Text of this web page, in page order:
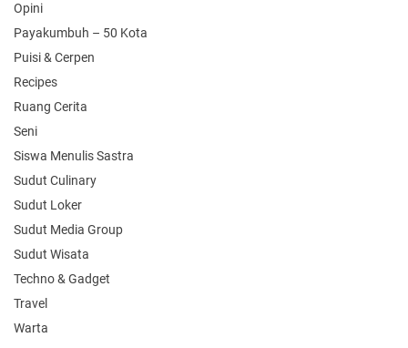
Opini
Payakumbuh – 50 Kota
Puisi & Cerpen
Recipes
Ruang Cerita
Seni
Siswa Menulis Sastra
Sudut Culinary
Sudut Loker
Sudut Media Group
Sudut Wisata
Techno & Gadget
Travel
Warta